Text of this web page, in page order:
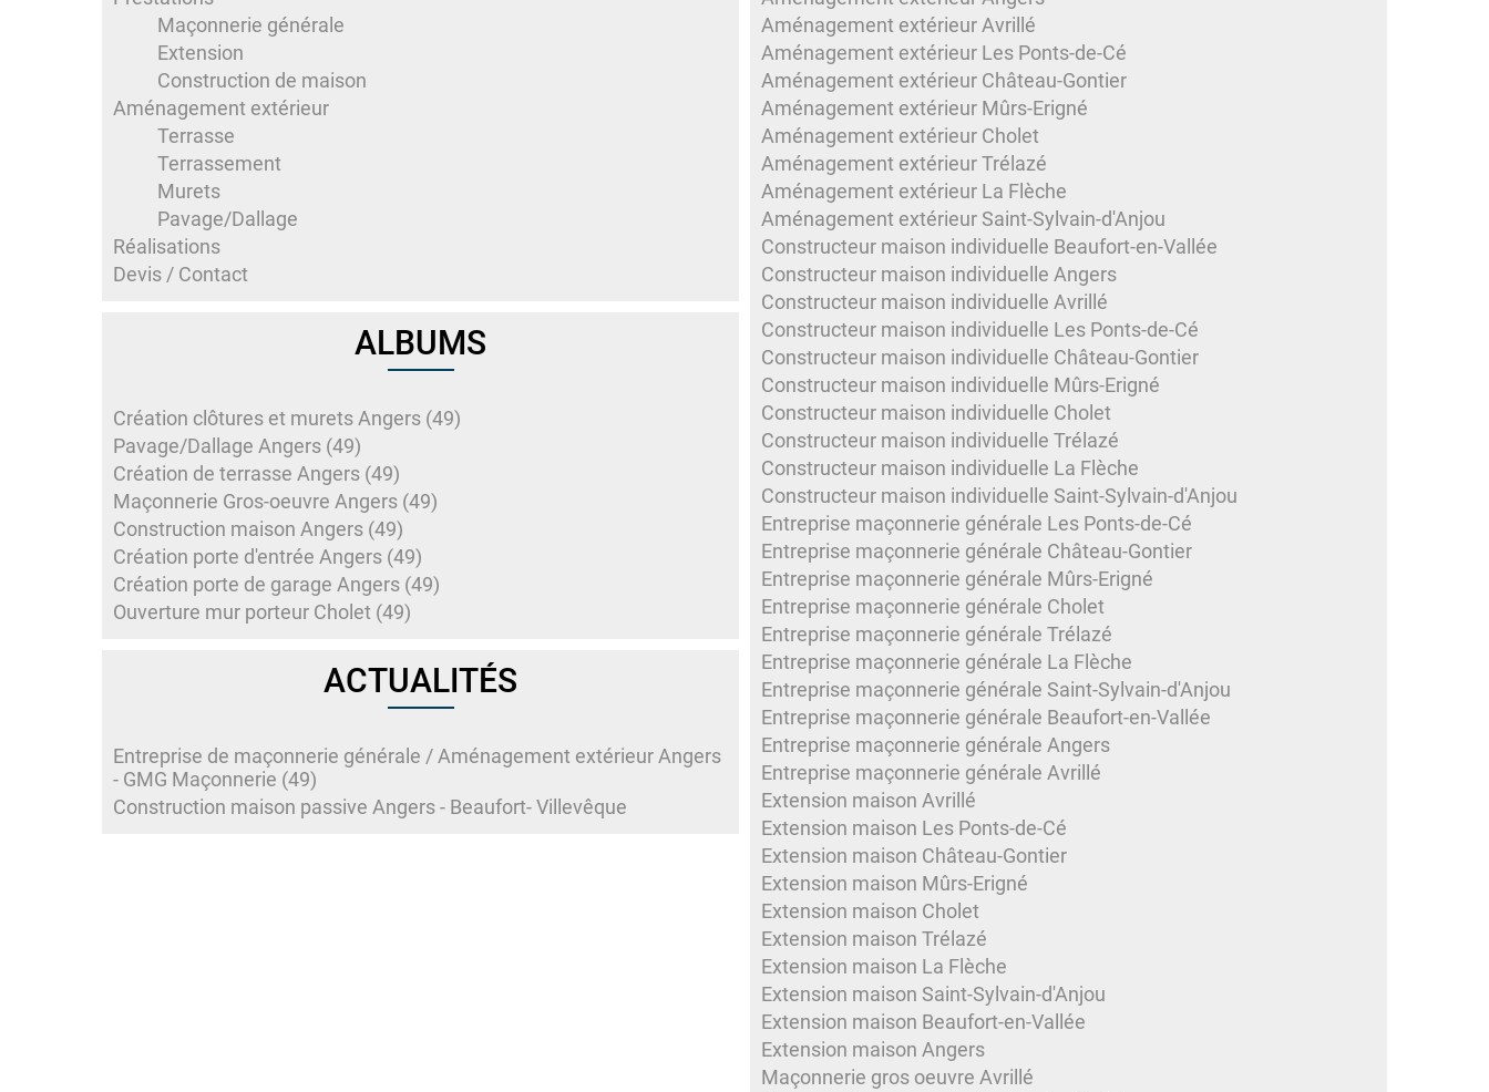
Maçonnerie générale
Extension
Construction de maison
Aménagement extérieur
Terrasse
Terrassement
Murets
Pavage/Dallage
Réalisations
Devis / Contact
ALBUMS
Création clôtures et murets Angers (49)
Pavage/Dallage Angers (49)
Création de terrasse Angers (49)
Maçonnerie Gros-oeuvre Angers (49)
Construction maison Angers (49)
Création porte d'entrée Angers (49)
Création porte de garage Angers (49)
Ouverture mur porteur Cholet (49)
ACTUALITÉS
Entreprise de maçonnerie générale / Aménagement extérieur Angers
- GMG Maçonnerie (49)
Construction maison passive Angers - Beaufort- Villevêque
Aménagement extérieur Avrillé
Aménagement extérieur Les Ponts-de-Cé
Aménagement extérieur Château-Gontier
Aménagement extérieur Mûrs-Erigné
Aménagement extérieur Cholet
Aménagement extérieur Trélazé
Aménagement extérieur La Flèche
Aménagement extérieur Saint-Sylvain-d'Anjou
Constructeur maison individuelle Beaufort-en-Vallée
Constructeur maison individuelle Angers
Constructeur maison individuelle Avrillé
Constructeur maison individuelle Les Ponts-de-Cé
Constructeur maison individuelle Château-Gontier
Constructeur maison individuelle Mûrs-Erigné
Constructeur maison individuelle Cholet
Constructeur maison individuelle Trélazé
Constructeur maison individuelle La Flèche
Constructeur maison individuelle Saint-Sylvain-d'Anjou
Entreprise maçonnerie générale Les Ponts-de-Cé
Entreprise maçonnerie générale Château-Gontier
Entreprise maçonnerie générale Mûrs-Erigné
Entreprise maçonnerie générale Cholet
Entreprise maçonnerie générale Trélazé
Entreprise maçonnerie générale La Flèche
Entreprise maçonnerie générale Saint-Sylvain-d'Anjou
Entreprise maçonnerie générale Beaufort-en-Vallée
Entreprise maçonnerie générale Angers
Entreprise maçonnerie générale Avrillé
Extension maison Avrillé
Extension maison Les Ponts-de-Cé
Extension maison Château-Gontier
Extension maison Mûrs-Erigné
Extension maison Cholet
Extension maison Trélazé
Extension maison La Flèche
Extension maison Saint-Sylvain-d'Anjou
Extension maison Beaufort-en-Vallée
Extension maison Angers
Maçonnerie gros oeuvre Avrillé